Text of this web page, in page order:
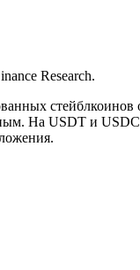
Research.
стейблкоинов
На USDT и USDC